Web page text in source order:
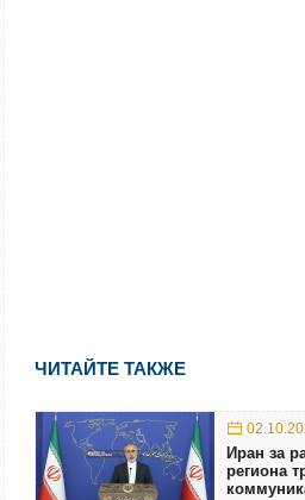
ЧИТАЙТЕ ТАКЖЕ
Иран за
региона